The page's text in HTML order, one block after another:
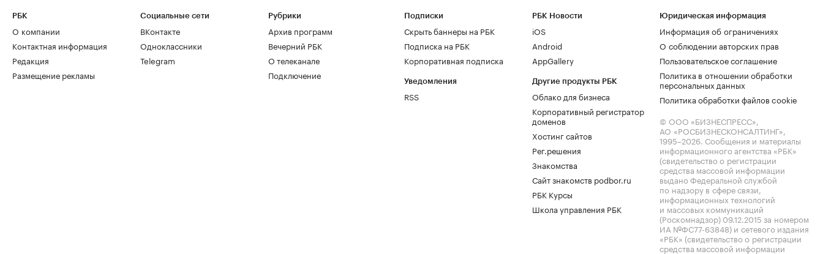
РБК
О компании
Контактная информация
Редакция
Размещение рекламы
Социальные сети
ВКонтакте
Одноклассники
Telegram
Рубрики
Архив программ
Вечерний РБК
О телеканале
Подключение
Подписки
Скрыть баннеры на РБК
Подписка на РБК
Корпоративная подписка
Уведомления
RSS
РБК Новости
iOS
Android
AppGallery
Другие продукты РБК
Облако для бизнеса
Корпоративный регистратор
доменов
Хостинг сайтов
Рег.решения
Знакомства
Сайт знакомств podbor.ru
РБК Курсы
Школа управления РБК
Юридическая информация
Информация об ограничениях
О соблюдении авторских прав
Пользовательское соглашение
Политика в отношении обработки
персональных данных
Политика обработки файлов cookie
© ООО «БИЗНЕСПРЕСС»,
АО «РОСБИЗНЕСКОНСАЛТИНГ»,
1995–2026. Сообщения и материалы
информационного агентства «РБК»
(свидетельство о регистрации
средства массовой информации
выдано Федеральной службой
по надзору в сфере связи,
информационных технологий
и массовых коммуникаций
(Роскомнадзор) 09.12.2015 за номером
ИА №ФС77-63848) и сетевого издания
«РБК» (свидетельство о регистрации
средства массовой информации